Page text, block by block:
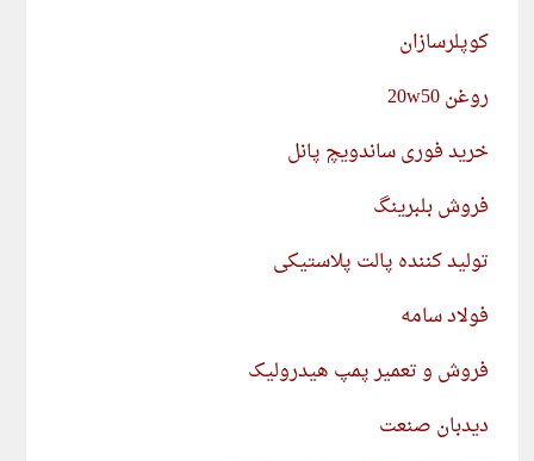
کوپلرسازان
روغن 20w50
خرید فوری ساندویچ پانل
فروش بلبرینگ
تولید کننده پالت پلاستیکی
فولاد سامه
فروش و تعمیر پمپ هیدرولیک
دیدبان صنعت